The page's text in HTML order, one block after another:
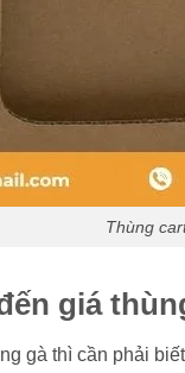
Thùng
giá
gà thì cần phải